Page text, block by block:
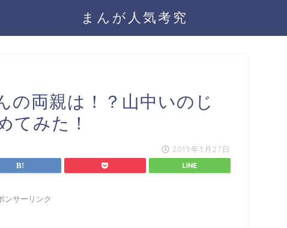
まんが人気考究
の両親は！？山中いのじ
てみた！
2019年3月27日
ンサーリンク